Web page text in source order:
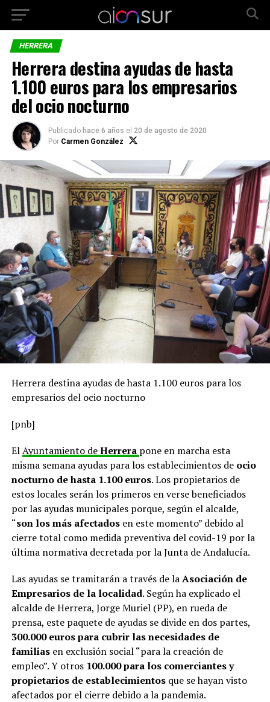
HERRERA
Herrera destina ayudas de hasta
1.100 euros para los empresarios
del ocio nocturno
Publicado hace 6 años el 20 de agosto de 2020
Por Carmen González
Herrera destina ayudas de hasta 1.100 euros para los
empresarios del ocio nocturno
[pnb]
ElAyuntamiento deHerrera pone en marcha esta
misma semana ayudas para los establecimientos de ocio
nocturno de hasta 1.100 euros. Los propietarios de
estos locales serán los primeros en verse beneficiados
por las ayudas municipales porque, según el alcalde,
“son los más afectadosen este momento” debido al
cierre total como medida preventiva del covid-19 por la
última normativa decretada por la Junta de Andalucía.
Las ayudas se tramitarán a través de laAsociación de
Empresarios de la localidad. Según ha explicado el
alcalde de Herrera, Jorge Muriel (PP), en rueda de
prensa, este paquete de ayudas se divide en dos partes,
300.000 euros para cubrir las necesidades de
familiasen exclusión social “para la creación de
empleo”. Y otros 100.000 para los comerciantes y
propietarios de establecimientosque se hayan visto
afectados por el cierre debido a la pandemia.